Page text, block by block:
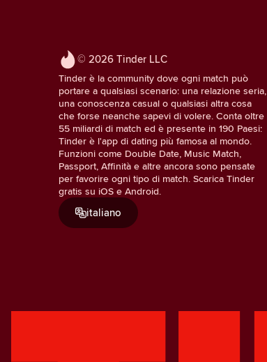
© 2026 Tinder LLC
Tinder è la community dove ogni match può
portare a qualsiasi scenario: una relazione seria,
una conoscenza casual o qualsiasi altra cosa
che forse neanche sapevi di volere. Conta oltre
55 miliardi di match ed è presente in 190 Paesi:
Tinder è l'app di dating più famosa al mondo.
Funzioni come Double Date, Music Match,
Passport, Affinità e altre ancora sono pensate
per favorire ogni tipo di match. Scarica Tinder
gratis su iOS e Android.
italiano